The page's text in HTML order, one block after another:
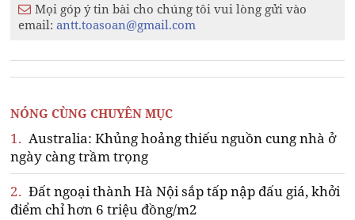
Mọi góp ý tin bài cho chúng tôi vui lòng gửi vào
email:antt.toasoan@gmail.com
NÓNG CÙNG CHUYÊN MỤC
1. Australia: Khủng hoảng thiếu nguồn cung nhà ở
ngày càng trầm trọng
2. Đất ngoại thành Hà Nội sắp tấp nập đấu giá, khởi
điểm chỉ hơn 6 triệu đồng/m2